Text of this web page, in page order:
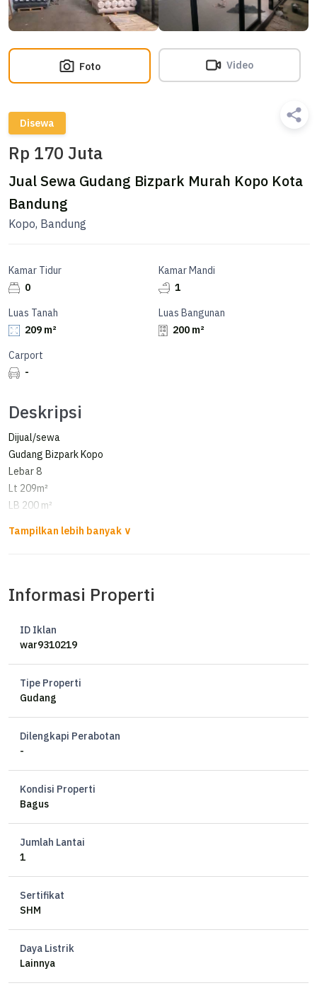
Foto Video
Disewa
Rp 170 Juta
Jual Sewa Gudang Bizpark Murah Kopo Kota
Bandung
Kopo, Bandung
Kamar Tidur
0
Kamar Mandi
1
Luas Tanah
209 m²
Luas Bangunan
200 m²
Carport
-
Deskripsi
Dijual/sewa
Gudang Bizpark Kopo
Lebar 8
Lt 209m²
LB 200 m²
Sewa 165jt nego
bwn
Informasi Properti
ID Iklan
war9310219
Tipe Properti
Gudang
Dilengkapi Perabotan
-
Kondisi Properti
Bagus
Jumlah Lantai
1
Sertifikat
SHM
Daya Listrik
Lainnya